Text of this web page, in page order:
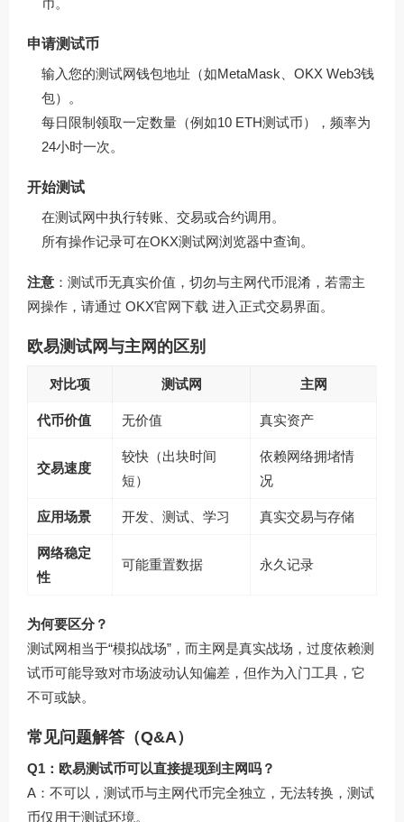
币。
申请测试币
输入您的测试网钱包地址（如MetaMask、OKX Web3钱
包）。
每日限制领取一定数量（例如10 ETH测试币），频率为
24小时一次。
开始测试
在测试网中执行转账、交易或合约调用。
所有操作记录可在OKX测试网浏览器中查询。
注意 ：测试币无真实价值，切勿与主网代币混淆，若需主
网操作，请通过 OKX官网下载 进入正式交易界面。
欧易测试网与主网的区别
对比项 测试网 主网
代币价值 无价值 真实资产
交易速度
较快（出块时间
短）
依赖网络拥堵情
况
应用场景 开发、测试、学习 真实交易与存储
网络稳定
性
可能重置数据 永久记录
为何要区分？
测试网相当于“模拟战场”，而主网是真实战场，过度依赖测
试币可能导致对市场波动认知偏差，但作为入门工具，它
不可或缺。
常见问题解答（Q&A）
Q1：欧易测试币可以直接提现到主网吗？
A：不可以，测试币与主网代币完全独立，无法转换，测试
币仅用于测试环境。